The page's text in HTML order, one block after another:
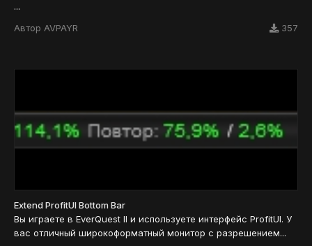
...
Автор AVPAYR 357
Extend ProfitUI Bottom Bar
Вы играете в EverQuest II и используете интерфейс ProfitUI. У
вас отличный широкоформатный монитор с разрешением...